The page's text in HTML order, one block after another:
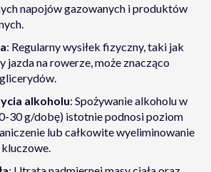
napojów gazowanych i produktów
: Regularny wysiłek fizyczny, taki jak
jazda na rowerze, może znacząco
alkoholu: Spożywanie alkoholu w
30 g/dobę) istotnie podnosi poziom
lub całkowite wyeliminowanie